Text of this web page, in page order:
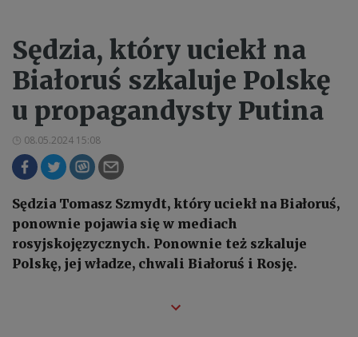
Sędzia, który uciekł na
Białoruś szkaluje Polskę
u propagandysty Putina
08.05.2024 15:08
Sędzia Tomasz Szmydt, który uciekł na Białoruś,
ponownie pojawia się w mediach
rosyjskojęzycznych. Ponownie też szkaluje
Polskę, jej władze, chwali Białoruś i Rosję.